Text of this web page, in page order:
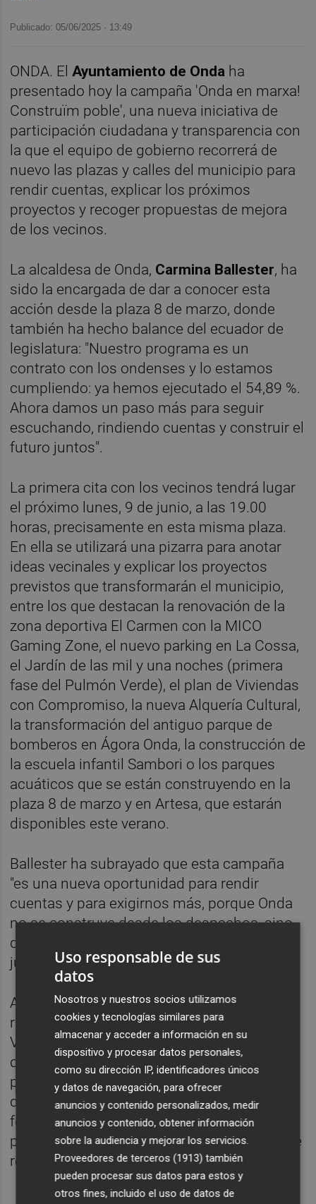
Publicado: 05/06/2025 · 13:49
ONDA. El Ayuntamiento de Onda ha
presentado hoy la campaña 'Onda en marxa!
Construïm poble', una nueva iniciativa de
participación ciudadana y transparencia con
la que el equipo de gobierno recorrerá de
nuevo las plazas y calles del municipio para
rendir cuentas, explicar los próximos
proyectos y recoger propuestas de mejora
de los vecinos.
La alcaldesa de Onda, Carmina Ballester, ha
sido la encargada de dar a conocer esta
acción desde la plaza 8 de marzo, donde
también ha hecho balance del ecuador de
legislatura: "Nuestro programa es un
contrato con los ondenses y lo estamos
cumpliendo: ya hemos ejecutado el 54,89 %.
Ahora damos un paso más para seguir
escuchando, rindiendo cuentas y construir el
futuro juntos".
La primera cita con los vecinos tendrá lugar
el próximo lunes, 9 de junio, a las 19.00
horas, precisamente en esta misma plaza.
En ella se utilizará una pizarra para anotar
ideas vecinales y explicar los proyectos
previstos que transformarán el municipio,
entre los que destacan la renovación de la
zona deportiva El Carmen con la MICO
Gaming Zone, el nuevo parking en La Cossa,
el Jardín de las mil y una noches (primera
fase del Pulmón Verde), el plan de Viviendas
con Compromiso, la nueva Alquería Cultural,
la transformación del antiguo parque de
bomberos en Ágora Onda, la construcción de
la escuela infantil Sambori o los parques
acuáticos que se están construyendo en la
plaza 8 de marzo y en Artesa, que estarán
disponibles este verano.
Ballester ha subrayado que esta campaña
"es una nueva oportunidad para rendir
cuentas y para exigirnos más, porque Onda
no se construye desde los despachos, sino
desde las plazas, los parques y los barrios,
junto a nuestros vecinos".
Además, ha recordado que Onda lidera el
ranking de transparencia de la Comunitat
Valenciana gracias al portal público del plan
de gobierno, donde cualquier ciudadano
puede consultar el grado de cumplimiento
de los compromisos electorales. Hasta la
fecha, ya se han ejecutado 73 de las 133
propuestas recogidas en el programa, lo que
representa un 54,89 %.
Uso responsable de sus
datos
Nosotros y nuestros socios utilizamos
cookies y tecnologías similares para
almacenar y acceder a información en su
dispositivo y procesar datos personales,
como su dirección IP, identificadores únicos
y datos de navegación, para ofrecer
anuncios y contenido personalizados, medir
anuncios y contenido, obtener información
sobre la audiencia y mejorar los servicios.
Proveedores de terceros (1913) también
pueden procesar sus datos para estos y
otros fines, incluido el uso de datos de